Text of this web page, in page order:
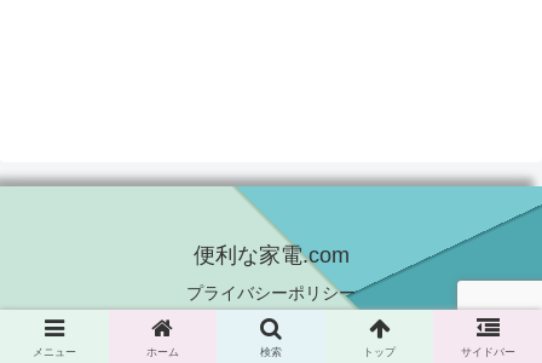
便利な家電.com
プライバシーポリシー
© 2021 便利な家電.com.
メニュー ホーム 検索 トップ サイドバー